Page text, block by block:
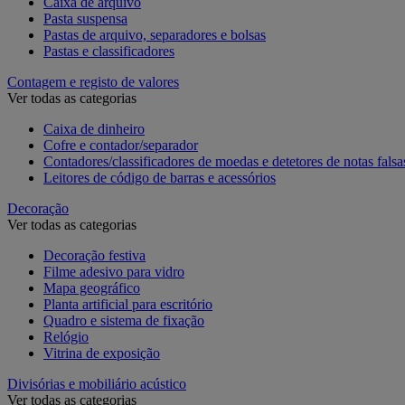
Pasta suspensa
Pastas de arquivo, separadores e bolsas
Pastas e classificadores
Contagem e registo de valores
Ver todas as categorias
Caixa de dinheiro
Cofre e contador/separador
Contadores/classificadores de moedas e detetores de notas
Leitores de código de barras e acessórios
Decoração
Ver todas as categorias
Decoração festiva
Filme adesivo para vidro
Mapa geográfico
Planta artificial para escritório
Quadro e sistema de fixação
Relógio
Vitrina de exposição
Divisórias e mobiliário acústico
Ver todas as categorias